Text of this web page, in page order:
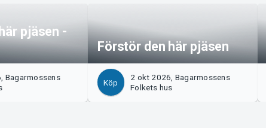
pjäsen -
Bagarmossens
Förstör den här pjäsen
Köp
2 okt 2026, Bagarmossens
Folkets hus